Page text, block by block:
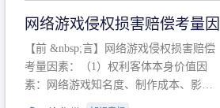
于该款规定的规制范畴。“合法权利”不
作狭义解释，一般情况下，只要依法享
有的、在本专利申请日之
网络游戏侵权损害赔偿考量因
【前 &nbsp;言】网络游戏侵权损害赔偿
考量因素：（1）权利客体本身价值因
素：网络游戏知名度、制作成本、影响